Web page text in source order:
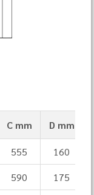
C mm D mm
555
160
590
175